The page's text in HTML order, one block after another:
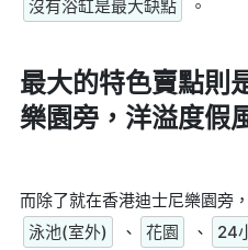
沒有浴缸是最大缺點
。
最大的特色賣點則
樂園旁，洋溢度假
而除了就在香港迪士尼樂園旁
泳池(室外)
、 花園 、 24